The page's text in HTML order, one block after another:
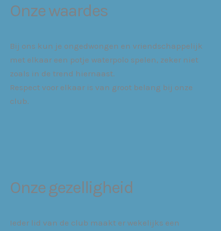
Onze waardes
Bij ons kun je ongedwongen en vriendschappelijk
met elkaar een potje waterpolo spelen, zeker niet
zoals in de trend hiernaast.
Respect voor elkaar is van groot belang bij onze
club.
Onze gezelligheid
Ieder lid van de club maakt er wekelijks een